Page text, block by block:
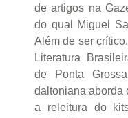
de artigos na
do qual Miguel
Além de ser
Literatura
de Ponta
daltoniana aborda
a releitura do